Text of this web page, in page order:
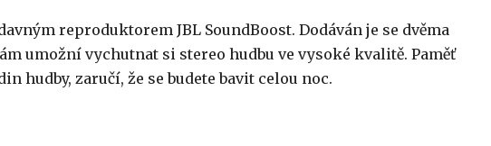
reproduktorem JBL SoundBoost. Dodáván je se dvěma
umožní vychutnat si stereo hudbu ve vysoké kvalitě. Paměť
hudby, zaručí, že se budete bavit celou noc.